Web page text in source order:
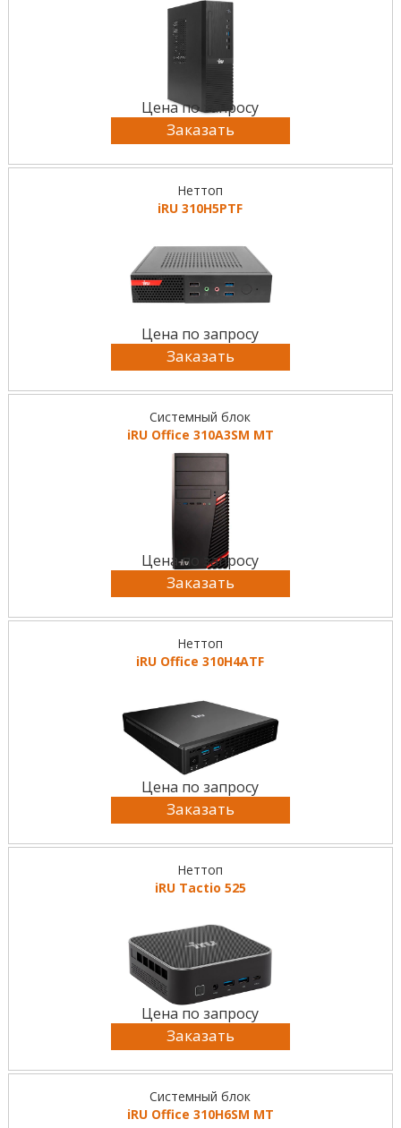
Цена по запросу
Заказать
Неттоп
iRU 310H5PTF
Цена по запросу
Заказать
Системный блок
iRU Office 310A3SM MT
Цена по запросу
Заказать
Неттоп
iRU Office 310H4ATF
Цена по запросу
Заказать
Неттоп
iRU Tactio 525
Цена по запросу
Заказать
Системный блок
iRU Office 310H6SM MT